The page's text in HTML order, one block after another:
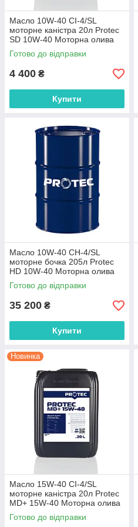
Масло 10W-40 CI-4/SL
моторне каністра 20л Protec
SD 10W-40 Моторна олива
10W40 CI4/SL масло 10в40
сі4 сиай4
Готово до відправки
4 400 ₴
Купити
Масло 10W-40 CH-4/SL
моторне бочка 205л Protec
HD 10W-40 Моторна олива
10W40 CH4/SL масло 10в40
сн4
Готово до відправки
35 200 ₴
Купити
Новинка
Масло 15W-40 CI-4/SL
моторне каністра 20л Protec
MD+ 15W-40 Моторна олива
15W40 CI4/SL масло 15в40
сі4 сиай4
Готово до відправки